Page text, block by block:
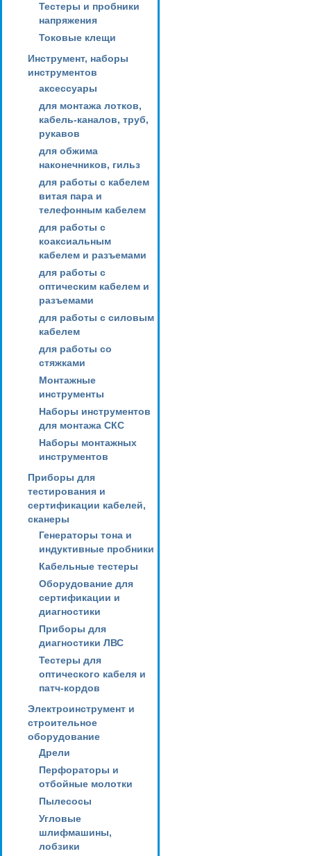
Тестеры и пробники
напряжения
Токовые клещи
Инструмент, наборы
инструментов
аксессуары
для монтажа лотков,
кабель-каналов, труб,
рукавов
для обжима
наконечников, гильз
для работы с кабелем
витая пара и
телефонным кабелем
для работы с
коаксиальным
кабелем и разъемами
для работы с
оптическим кабелем и
разъемами
для работы с силовым
кабелем
для работы со
стяжками
Монтажные
инструменты
Наборы инструментов
для монтажа СКС
Наборы монтажных
инструментов
Приборы для
тестирования и
сертификации кабелей,
сканеры
Генераторы тона и
индуктивные пробники
Кабельные тестеры
Оборудование для
сертификации и
диагностики
Приборы для
диагностики ЛВС
Тестеры для
оптического кабеля и
патч-кордов
Электроинструмент и
строительное
оборудование
Дрели
Перфораторы и
отбойные молотки
Пылесосы
Угловые
шлифмашины,
лобзики